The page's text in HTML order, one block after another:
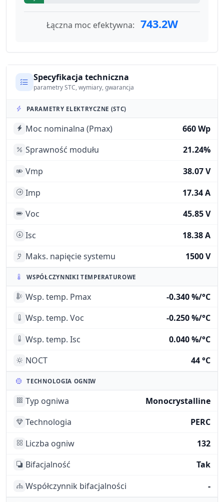
Łączna moc efektywna: 743.2W
Specyfikacja techniczna
parametry STC, wymiary, gwarancja
PARAMETRY ELEKTRYCZNE (STC)
Moc nominalna (Pmax)
660 Wp
Sprawność modułu
21.24%
Vmp
38.07 V
Imp
17.34 A
Voc
45.85 V
Isc
18.38 A
Maks. napięcie systemu
1500 V
WSPÓŁCZYNNIKI TEMPERATUROWE
Wsp. temp. Pmax
-0.340 %/°C
Wsp. temp. Voc
-0.250 %/°C
Wsp. temp. Isc
0.040 %/°C
NOCT
44 °C
TECHNOLOGIA OGNIW
Typ ogniwa
Monocrystalline
Technologia
PERC
Liczba ogniw
132
Bifacjalność
Tak
Współczynnik bifacjalności
-